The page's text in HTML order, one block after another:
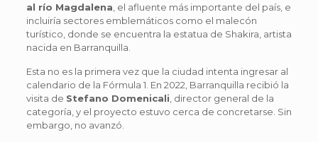
al río Magdalena , el afluente más importante del país, e
incluiría sectores emblemáticos como el malecón
turístico, donde se encuentra la estatua de Shakira, artista
nacida en Barranquilla.
Esta no es la primera vez que la ciudad intenta ingresar al
calendario de la Fórmula 1. En 2022, Barranquilla recibió la
visita de Stefano Domenicali , director general de la
categoría, y el proyecto estuvo cerca de concretarse. Sin
embargo, no avanzó.